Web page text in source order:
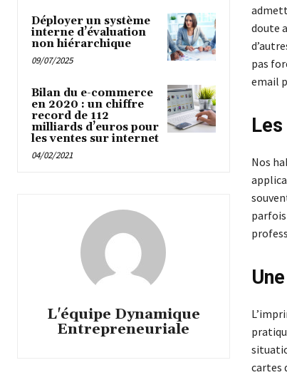
Déployer un système
interne d’évaluation
non hiérarchique
09/07/2025
Bilan du e-commerce
en 2020 : un chiffre
record de 112
milliards d’euros pour
les ventes sur internet
04/02/2021
L'équipe Dynamique
Entrepreneuriale
doute
pas
email
Nos
parfois
cartes